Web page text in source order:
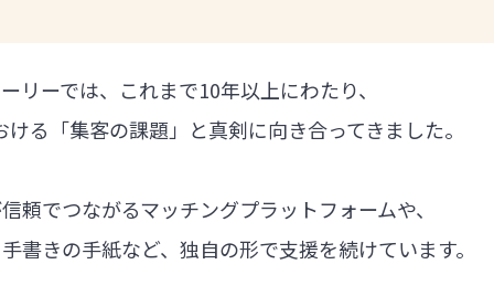
リーでは、これまで10年以上にわたり、
る「集客の課題」と真剣に向き合ってきました。
頼でつながるマッチングプラットフォームや、
書きの手紙など、独自の形で支援を続けています。